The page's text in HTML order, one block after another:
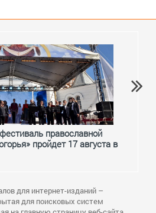
православной
пройдет 17 августа в
для интернет-изданий –
для поисковых систем